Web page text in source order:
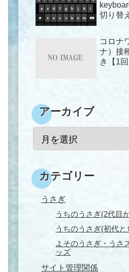
切り替
コロナ
ナ）接
き【1
アーカイブ
カテゴリー
うさぎ
うちのうさぎ(2代目
うちのうさぎ(初代と
よそのうさぎ・うさ
ッズ
サイト管理関係